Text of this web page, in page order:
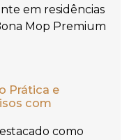
em residências
Mop Premium
Prática e
com
como